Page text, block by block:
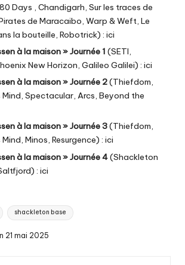
Days , Chandigarh, Sur les traces de
de Maracaibo, Warp & Weft, Le
la bouteille, Robotrick) : ici
à la maison » Journée 1 (SETI,
New Horizon, Galileo Galilei) : ici
à la maison » Journée 2(Thiefdom,
Mind, Spectacular, Arcs, Beyond the
à la maison » Journée 3(Thiefdom,
Minos, Resurgence) : ici
à la maison » Journée 4(Shackleton
: ici
shackleton base
21 mai 2025